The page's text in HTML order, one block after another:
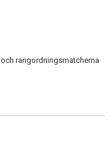
och rangordningsmatcherna